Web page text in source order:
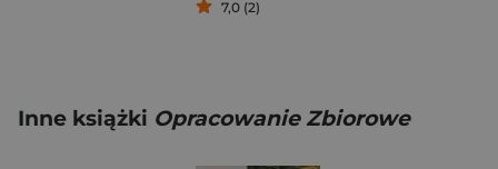
7,0 (2)
Inne książki Opracowanie Zbiorowe